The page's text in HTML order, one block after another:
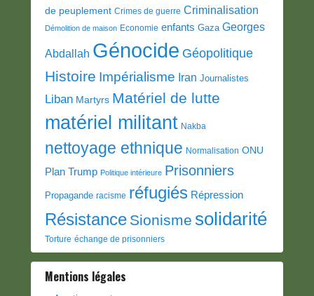
de peuplement Crimes de guerre Criminalisation
Démolition de maison Economie enfants Gaza Georges
Abdallah Génocide Géopolitique
Histoire Impérialisme Iran Journalistes
Liban Martyrs Matériel de lutte
matériel militant Nakba
nettoyage ethnique Normalisation ONU
Plan Trump Politique intérieure Prisonniers
Propagande racisme réfugiés Répression
Résistance Sionisme solidarité
Torture échange de prisonniers
Mentions légales